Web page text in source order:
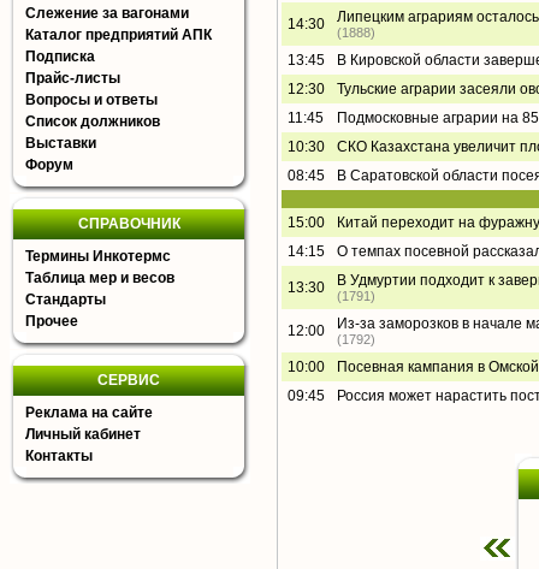
Слежение за вагонами
Каталог предприятий АПК
Подписка
Прайс-листы
Вопросы и ответы
Список должников
Выставки
Форум
СПРАВОЧНИК
Термины Инкотермс
Таблица мер и весов
Стандарты
Прочее
СЕРВИС
Реклама на сайте
Личный кабинет
Контакты
14:30 Липецким аграриям
(1888)
13:45
В Кировской области
12:30
Тульские аграрии засеяли
11:45
Подмосковные аграрии на
10:30
СКО Казахстана увеличит
08:45
В Саратовской области
15:00
Китай переходит на
14:15
О темпах посевной
13:30 В Удмуртии подходит к
(1791)
12:00 Из-за заморозков в начале
(1792)
10:00
Посевная кампания в
09:45
Россия может нарастить